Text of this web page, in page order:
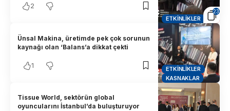
23
ETKINLIKLER
2
ETKINLIKLER
KASNAKLAR
Ünsal Makina, üretimde pek çok sorunun
kaynağı olan ‘Balans’a dikkat çekti
1
Tissue World, sektörün global
oyuncularını İstanbul’da buluşturuyor